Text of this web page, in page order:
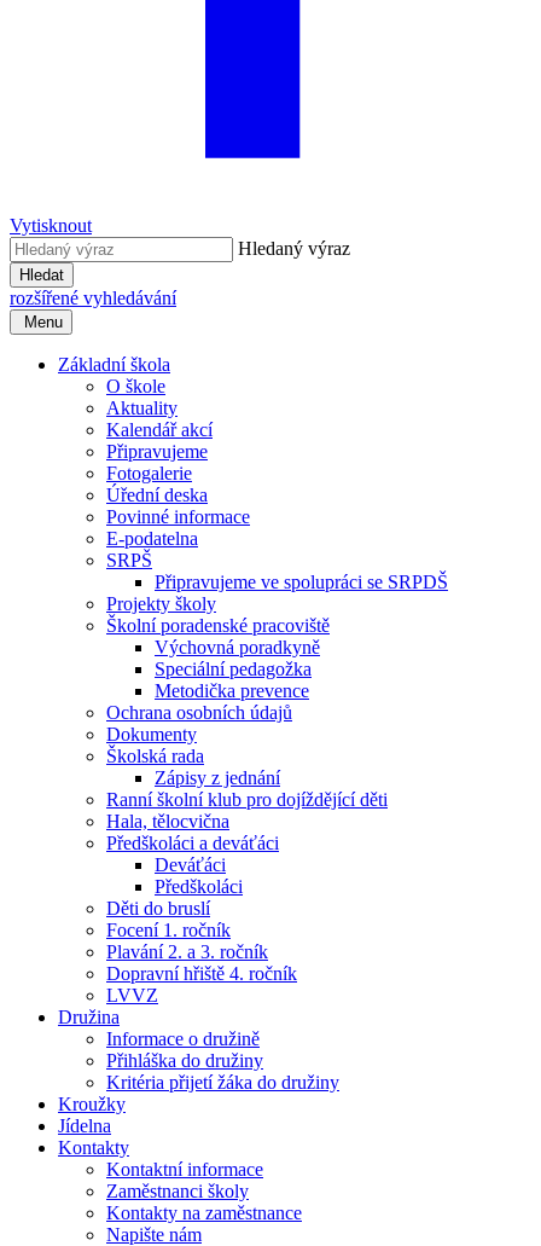
Vytisknout
Hledaný výraz
Hledat
rozšířené vyhledávání
Menu
Základní škola
O škole
Aktuality
Kalendář akcí
Připravujeme
Fotogalerie
Úřední deska
Povinné informace
E-podatelna
SRPŠ
Připravujeme ve spolupráci se SRPDŠ
Projekty školy
Školní poradenské pracoviště
Výchovná poradkyně
Speciální pedagožka
Metodička prevence
Ochrana osobních údajů
Dokumenty
Školská rada
Zápisy z jednání
Ranní školní klub pro dojíždějící děti
Hala, tělocvična
Předškoláci a deváťáci
Deváťáci
Předškoláci
Děti do bruslí
Focení 1. ročník
Plavání 2. a 3. ročník
Dopravní hřiště 4. ročník
LVVZ
Družina
Informace o družině
Přihláška do družiny
Kritéria přijetí žáka do družiny
Kroužky
Jídelna
Kontakty
Kontaktní informace
Zaměstnanci školy
Kontakty na zaměstnance
Napište nám